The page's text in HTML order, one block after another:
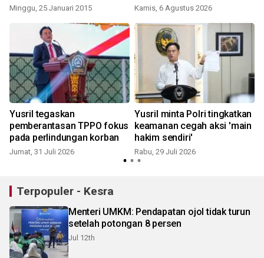
Minggu, 25 Januari 2015 Kamis, 6 Agustus 2026
Yusril tegaskan
pemberantasan TPPO fokus
pada perlindungan korban
Jumat, 31 Juli 2026
Yusril minta Polri tingkatkan
keamanan cegah aksi 'main
hakim sendiri'
Rabu, 29 Juli 2026
Terpopuler - Kesra
Menteri UMKM: Pendapatan ojol tidak turun
setelah potongan 8 persen
Jul 12th